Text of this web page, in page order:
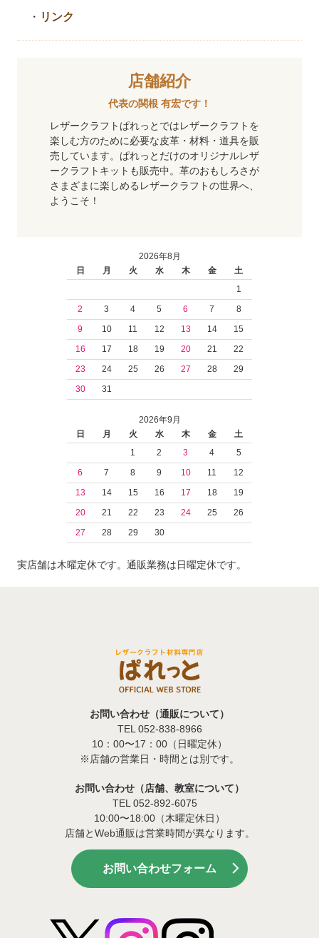
・ リンク
店舗紹介
代表の関根 有宏です！
レザークラフトぱれっとではレザークラフトを
楽しむ方のために必要な皮革・材料・道具を販
売しています。ぱれっとだけのオリジナルレザ
ークラフトキットも販売中。革のおもしろさが
さまざまに楽しめるレザークラフトの世界へ、
ようこそ！
2026年8月
日
月 火 水 木 金
土
1
2
3 4 5 6 7
8
9
10 11 12 13 14
15
16
17 18 19 20 21
22
23
24 25 26 27 28
29
30
31
2026年9月
日
月 火 水 木 金
土
1
2 3 4
5
6
7 8 9 10 11
12
13
14 15 16 17 18
19
20
21 22 23 24 25
26
27
28 29 30
実店舗は木曜定休です。通販業務は日曜定休です。
お問い合わせ（通販について）
TEL 052-838-8966
10：00〜17：00（日曜定休）
※店舗の営業日・時間とは別です。
お問い合わせ（店舗、教室について）
TEL 052-892-6075
10:00〜18:00（木曜定休日）
店舗とWeb通販は営業時間が異なります。
お問い合わせフォーム